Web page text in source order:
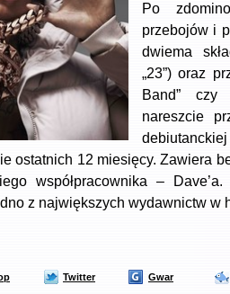
Po
przebojów i
dwiema
„23”) oraz
Band” czy
nareszcie
ostatnich 12 miesięcy. Zawiera
współpracownika – Dave’a.
z największych wydawnictw w
Twitter Gwar